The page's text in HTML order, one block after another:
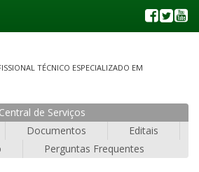
TÉCNICO ESPECIALIZADO EM
Central de Serviços
Documentos
Editais
Perguntas Frequentes